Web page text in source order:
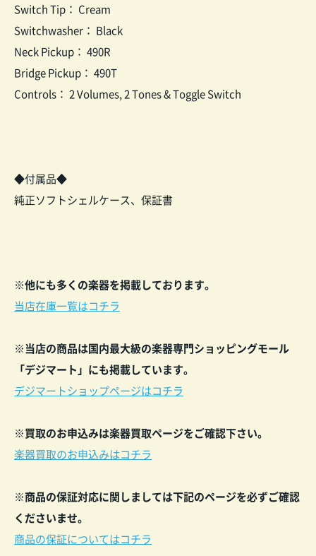
Switch Tip： Cream
Switchwasher： Black
Neck Pickup： 490R
Bridge Pickup： 490T
Controls： 2 Volumes, 2 Tones & Toggle Switch
◆付属品◆
純正ソフトシェルケース、保証書
※他にも多くの楽器を掲載しております。
当店在庫一覧はコチラ
※当店の商品は国内最大級の楽器専門ショッピングモール
「デジマート」にも掲載しています。
デジマートショップページはコチラ
※買取のお申込みは楽器買取ページをご確認下さい。
楽器買取のお申込みはコチラ
※商品の保証対応に関しましては下記のページを必ずご確認
くださいませ。
商品の保証についてはコチラ